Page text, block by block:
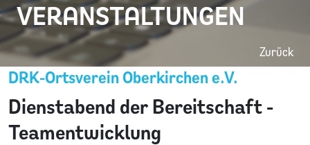
VERANSTALTUNGEN
Zurück
Dienstabend der Bereitschaft -
Teamentwicklung
DRK-Ortsverein Oberkirchen e.V.